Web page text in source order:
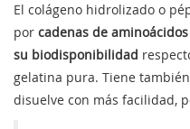
El colágeno hidrolizado o
por cadenas de
su biodisponibilidad
gelatina pura. Tiene
disuelve con más facilidad,